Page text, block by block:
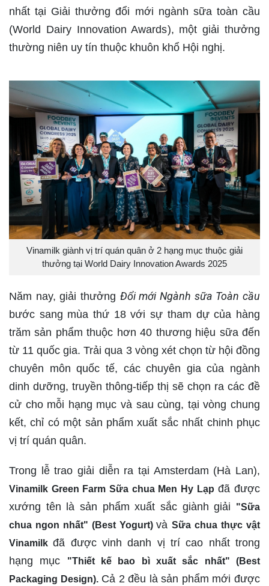
nhất tại Giải thưởng đổi mới ngành sữa toàn cầu
(World Dairy Innovation Awards), một giải thưởng
thường niên uy tín thuộc khuôn khổ Hội nghị.
Vinamilk giành vị trí quán quân ở 2 hạng mục thuộc giải
thưởng tại World Dairy Innovation Awards 2025
Năm nay, giải thưởng Đổi mới Ngành sữa Toàn cầu
bước sang mùa thứ 18 với sự tham dự của hàng
trăm sản phẩm thuộc hơn 40 thương hiệu sữa đến
từ 11 quốc gia. Trải qua 3 vòng xét chọn từ hội đồng
chuyên môn quốc tế, các chuyên gia của ngành
dinh dưỡng, truyền thông-tiếp thị sẽ chọn ra các đề
cử cho mỗi hạng mục và sau cùng, tại vòng chung
kết, chỉ có một sản phẩm xuất sắc nhất chinh phục
vị trí quán quân.
Trong lễ trao giải diễn ra tại Amsterdam (Hà Lan),
Vinamilk Green Farm Sữa chua Men Hy Lạp đã được
xướng tên là sản phẩm xuất sắc giành giải
"Sữa
chua ngon nhất" (Best Yogurt)vàSữa chua thực vật
Vinamilkđã được vinh danh vị trí cao nhất trong
hạng mục
"Thiết kế bao bì xuất sắc nhất" (Best
Packaging Design).Cả 2 đều là sản phẩm mới được